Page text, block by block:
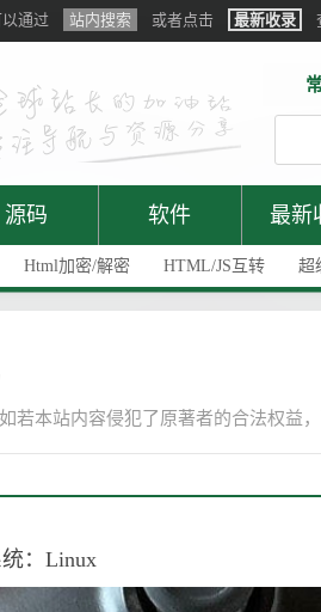
通过 站内搜索 或者点击 最新收录
源码 软件 最新
Html加密/解密 HTML/JS互转 超
若本站内容侵犯了原著者的合法权益
：Linux